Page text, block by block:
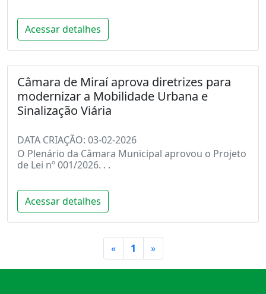
Acessar detalhes
Câmara de Miraí aprova diretrizes para
modernizar a Mobilidade Urbana e
Sinalização Viária
DATA CRIAÇÃO: 03-02-2026
O Plenário da Câmara Municipal aprovou o Projeto
de Lei nº 001/2026. . .
Acessar detalhes
«Primeiro
1 »Último